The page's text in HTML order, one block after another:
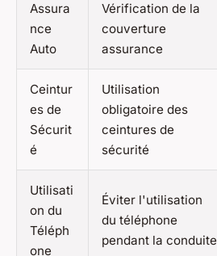
Assura
nce
Auto
Vérification de la
couverture
assurance
Ceintur
es de
Sécurit
é
Utilisation
obligatoire des
ceintures de
sécurité
Utilisati
on du
Téléph
one
Éviter l'utilisation
du téléphone
pendant la conduite